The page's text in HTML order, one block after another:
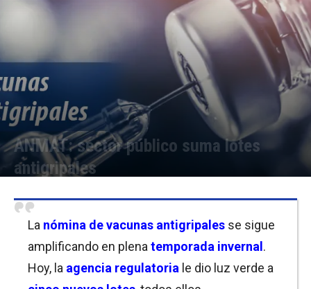
ANMAT: sector público suma lotes
antigripales
La nómina de vacunas antigripales se sigue
amplificando en plena temporada invernal .
Hoy, la agencia regulatoria le dio luz verde a